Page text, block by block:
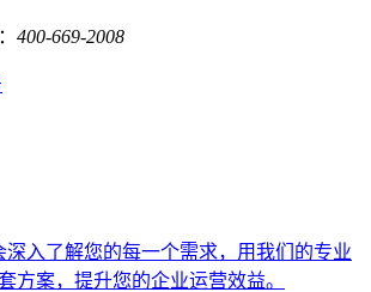
400-669-2008
深入了解您的每一个需求，用我们的专业
方案，提升您的企业运营效益。